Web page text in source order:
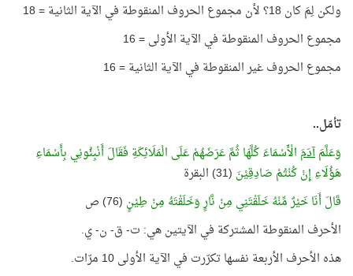
ولكن لِمَ كان 18؟ لأن مجموع الحروف المنقوطة في الآية الثانية = 18
مجموع الحروف المنقوطة في الآية الأولى = 16
مجموع الحروف غير المنقوطة في الآية الثانية = 16
تأمّل..
وَعَلَّمَآدَمَ الْأَسْمَاءَ كُلَّهَا ثُمَّ عَرَضَهُمْ عَلَى الْمَلَائِكَةِ فَقَالَ أَنْبِئُونِي بِأَسْمَاءِ
هَؤُلَاءِ إِنْ كُنْتُمْ صَادِقِيْنَ (31) البقرة
قَالَ أَنَا خَيْرٌ مِّنْهُ خَلَقْتَنِي مِنْ نَّارٍ وَخَلَقْتَهُ مِنْ طِيْنٍ (76) ص
الأحرف المنقوطة المشتركة في الآيتين هي: ت- ق- ن- ي.
هذه الأحرف الأربعة نفسها تكرّرت في الآية الأولى 10 مرّات.